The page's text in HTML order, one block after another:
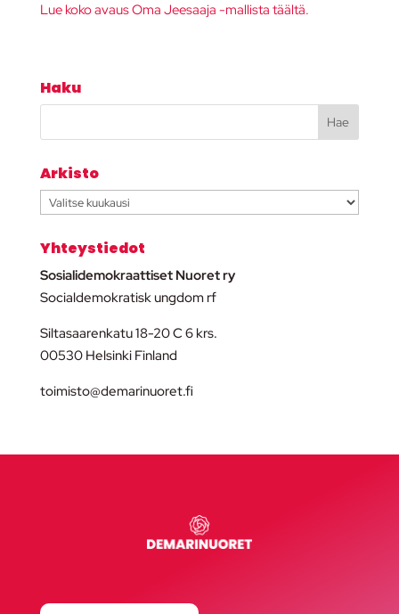
Lue koko avaus Oma Jeesaaja -mallista täältä.
Haku
Arkisto
Arkisto
Yhteystiedot
Sosialidemokraattiset Nuoret ry
Socialdemokratisk ungdom rf
Siltasaarenkatu 18-20 C 6 krs.
00530 Helsinki Finland
toimisto@demarinuoret.fi